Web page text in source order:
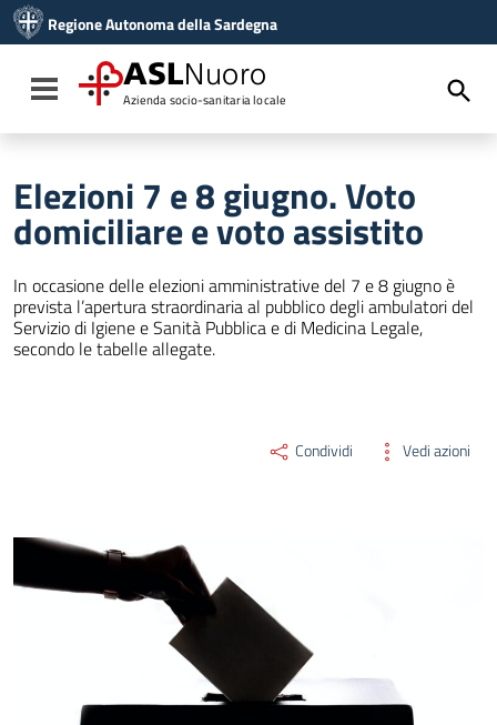
Vai al menu di navigazione
Vai al footer
Regione Autonoma della Sardegna
Toggle navigation
ASLNuoro
Azienda socio-sanitaria locale
Elezioni 7 e 8 giugno. Voto
domiciliare e voto assistito
In occasione delle elezioni amministrative del 7 e 8 giugno è
prevista l’apertura straordinaria al pubblico degli ambulatori del
Servizio di Igiene e Sanità Pubblica e di Medicina Legale,
secondo le tabelle allegate.
Condividi Vedi azioni